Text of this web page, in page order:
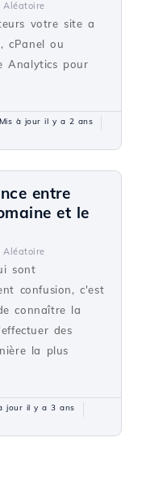
Aléatoire
votre site a
cPanel ou
Analytics pour
Mis à jour il y a 2 ans
entre
et le
Aléatoire
sont
confusion, c'est
connaître la
des
la plus
jour il y a 3 ans